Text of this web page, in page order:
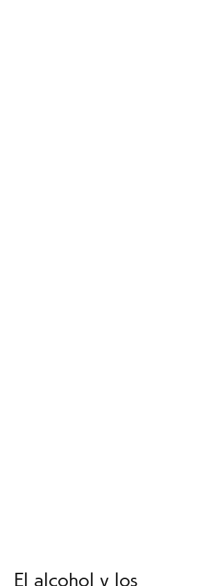
El alcohol y los